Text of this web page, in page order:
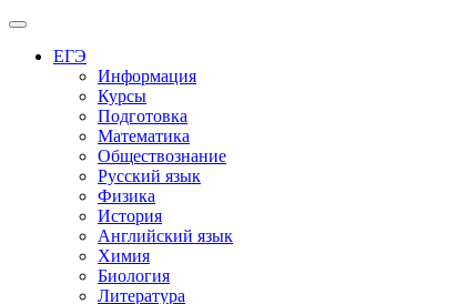
Меню
ЕГЭ
Информация
Курсы
Подготовка
Математика
Обществознание
Русский язык
Физика
История
Английский язык
Химия
Биология
Литература